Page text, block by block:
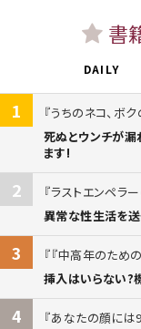
書
DAILY
1
うちのネコ、ボ
死ぬとウンチが漏
ます!
2
ラストエンペラ
異常な性生活を
3
『中高年のため
挿入はいらない?
4
あなたの顔には